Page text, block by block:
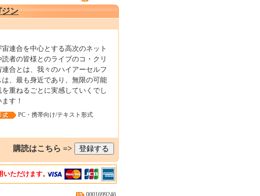
ン
連合を中心とする高次のネット
者の皆様とのライブのコ・クリ
合とは、我々のハイアーセルフ
、最も身近であり、無限の可能
重ねるごとに実感していくでし
す！
PC・携帯向け/テキスト形式
購読はこちら =>
いただけます。
0001699246